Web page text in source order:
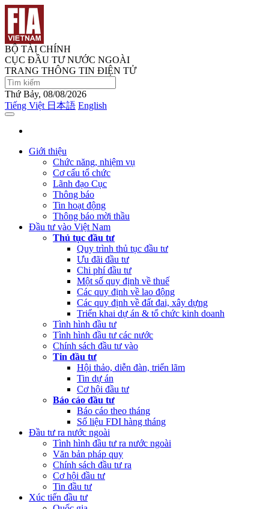
BỘ TÀI CHÍNH
CỤC ĐẦU TƯ NƯỚC NGOÀI
TRANG THÔNG TIN ĐIỆN TỬ
Thứ Bảy, 08/08/2026
Tiếng Việt 日本語 English
Giới thiệu
Chức năng, nhiệm vụ
Cơ cấu tổ chức
Lãnh đạo Cục
Thông báo
Tin hoạt động
Thông báo mời thầu
Đầu tư vào Việt Nam
Thủ tục đầu tư
Quy trình thủ tục đầu tư
Ưu đãi đầu tư
Chi phí đầu tư
Một số quy định về thuế
Các quy định về lao động
Các quy định về đất đai, xây dựng
Triển khai dự án & tổ chức kinh doanh
Tình hình đầu tư
Tình hình đầu tư các nước
Chính sách đầu tư vào
Tin đầu tư
Hội thảo, diễn đàn, triển lãm
Tin dự án
Cơ hội đầu tư
Báo cáo đầu tư
Báo cáo theo tháng
Số liệu FDI hàng tháng
Đầu tư ra nước ngoài
Tình hình đầu tư ra nước ngoài
Văn bản pháp quy
Chính sách đầu tư ra
Cơ hội đầu tư
Tin đầu tư
Xúc tiến đầu tư